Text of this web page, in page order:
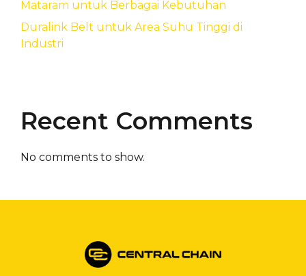
Mataram untuk Berbagai Kebutuhan
Duralink Belt untuk Area Suhu Tinggi di
Industri
Recent Comments
No comments to show.